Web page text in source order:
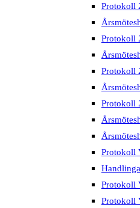
Protokoll
Protokoll
Protokoll
Protokoll
Protokoll
Protokoll
Protokoll